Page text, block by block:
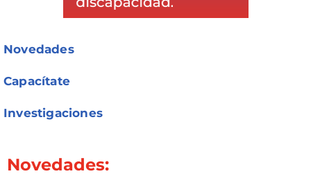
Novedades
Capacítate
Investigaciones
Novedades: